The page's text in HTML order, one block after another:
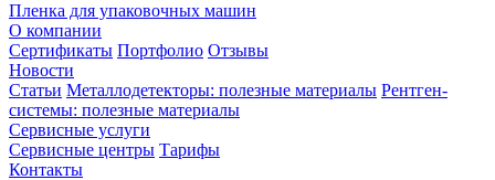
Пленка для упаковочных машин
О компании
Сертификаты Портфолио Отзывы
Новости
Статьи Металлодетекторы: полезные материалы Рентген-
системы: полезные материалы
Сервисные услуги
Сервисные центры Тарифы
Контакты